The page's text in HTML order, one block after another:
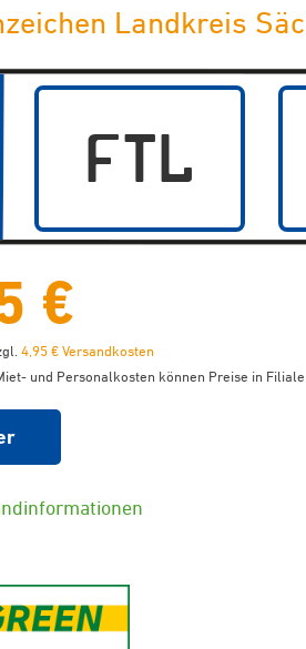
Landkreis
€
4,95 € Versandkosten
und Personalkosten können Preise in